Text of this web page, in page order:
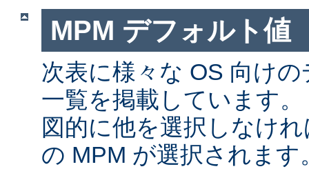
MPM デフォルト値
次表に様々な OS 向け
一覧を掲載しています
図的に他を選択しなけ
の MPM が選択されます